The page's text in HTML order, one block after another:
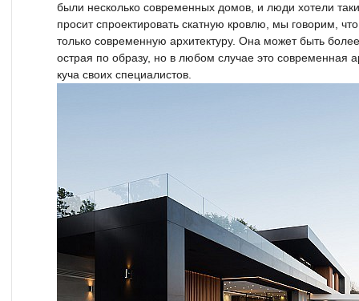
были несколько современных домов, и люди хотели
просит спроектировать скатную кровлю, мы говорим,
только современную архитектуру. Она может быть
острая по образу, но в любом случае это современная
куча своих специалистов.